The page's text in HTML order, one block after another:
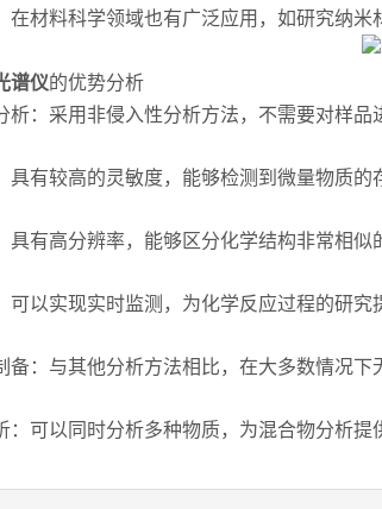
料科学领域也有广泛应用，如研究纳米
谱仪的优势分析
采用非侵入性分析方法，不需要对样品
较高的灵敏度，能够检测到微量物质的
高分辨率，能够区分化学结构非常相似
实现实时监测，为化学反应过程的研究
与其他分析方法相比，在大多数情况下
以同时分析多种物质，为混合物分析提